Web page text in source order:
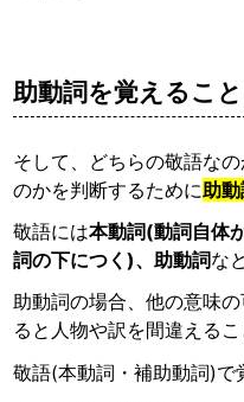
助動詞を覚えるこ
そして、どちらの敬語な
のかを判断するために助
敬語には本動詞(動詞自体
詞の下につく)、助動詞な
助動詞の場合、他の意味
ると人物や訳を間違える
敬語(本動詞・補助動詞)で